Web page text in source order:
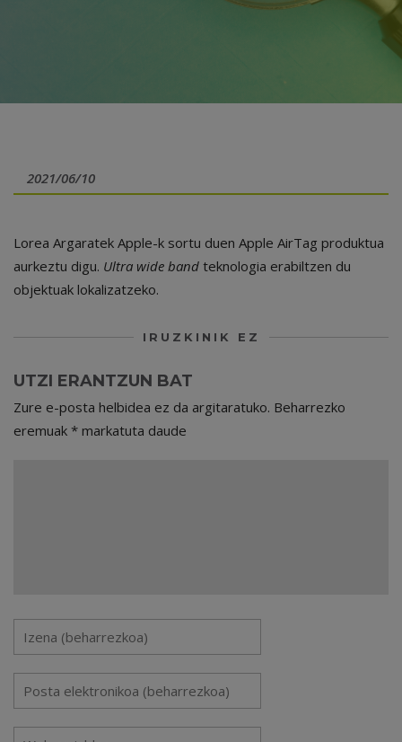
2021/06/10
Lorea Argaratek Apple-k sortu duen Apple AirTag produktua
aurkeztu digu. Ultra wide band teknologia erabiltzen du
objektuak lokalizatzeko.
IRUZKINIK EZ
UTZI ERANTZUN BAT
Zure e-posta helbidea ez da argitaratuko. Beharrezko
eremuak * markatuta daude